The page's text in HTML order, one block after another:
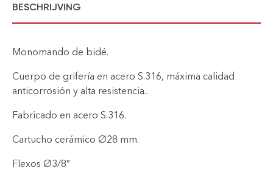
BESCHRIJVING
Monomando de bidé.
Cuerpo de grifería en acero S.316, máxima calidad
anticorrosión y alta resistencia..
Fabricado en acero S.316.
Cartucho cerámico Ø28 mm.
Flexos Ø3/8”